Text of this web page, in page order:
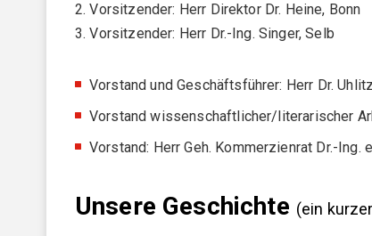
Arbeitskreis Kohlenstoff
Szene Dekarbonisierung in der DKG
2. Vorsitzender: Herr Direktor Dr. Heine, Bonn
3. Vorsitzender: Herr Dr.-Ing. Singer, Selb
Vorstand und Geschäftsführer: Herr Dr.
Vorstand wissenschaftlicher/literarischer
Vorstand: Herr Geh. Kommerzienrat Dr.-Ing.
Unsere Geschichte (ein